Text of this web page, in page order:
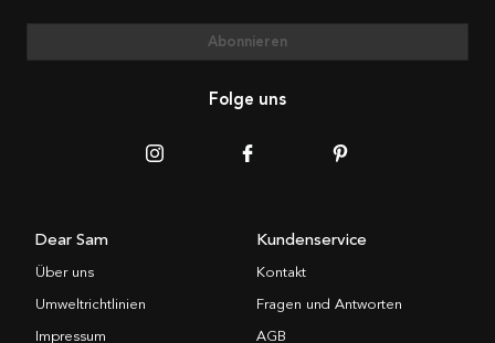
Abonnieren
Folge uns
Dear Sam
Über uns
Umweltrichtlinien
Impressum
Kundenservice
Kontakt
Fragen und Antworten
AGB